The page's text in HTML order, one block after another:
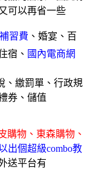
可以再省一些
習費 、婚宴、百
宿、 國內電商網
、繳罰單、行政規
券、儲值
購物、東森購物、
出個超級combo教
送平台有